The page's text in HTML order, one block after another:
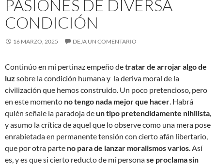
PASIONES DE DIVERSA
CONDICIÓN
16 MARZO, 2025 DEJA UN COMENTARIO
Continúo en mi pertinaz empeño detratar de arrojar algo de
luz sobre la condición humana y la deriva moral de la
civilización que hemos construido. Un poco pretencioso, pero
en este momento no tengo nada mejor que hacer . Habrá
quién señale la paradoja deuntipo pretendidamente nihilista
y asumo la crítica de aquel que lo observe como una mera pose
enrabietada en permanente tensión con cierto afán libertario,
que por otra parte no para de lanzar moralismos varios . Así
es, y es que si cierto reducto de mí personase proclama sin